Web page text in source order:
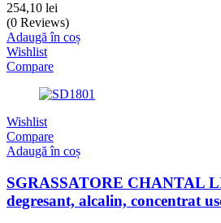
254,10 lei
(0 Reviews)
Adaugă în coș
Wishlist
Compare
Wishlist
Compare
Adaugă în coș
SGRASSATORE CHANTAL
degresant, alcalin, concentrat